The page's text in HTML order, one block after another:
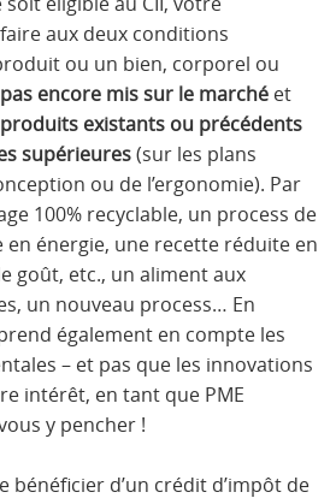
aux deux conditions
ou un bien, corporel ou
pas encore mis sur le marché et
existants ou précédents
supérieures(sur les plans
ou de l’ergonomie). Par
100% recyclable, un process de
énergie, une recette réduite en
goût, etc., un aliment aux
un nouveau process… En
également en compte les
– et pas que les innovations
intérêt, en tant que PME
y pencher !
bénéficier d’un crédit d’impôt de